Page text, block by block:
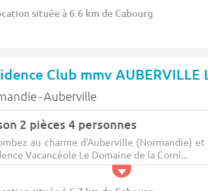
située à 6.6 km de Cabourg
-Auberville
2 pièces 4 personnes
au charme d'Auberville (Normandie) et
Vacancéole Le Domaine de la Corni...